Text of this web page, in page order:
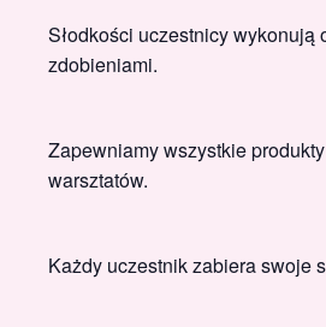
Słodkości uczestnicy wykonują
zdobieniami.
Zapewniamy wszystkie
warsztatów.
Każdy uczestnik zabiera swoje